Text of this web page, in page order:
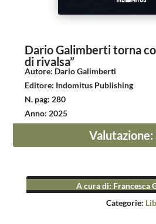
Dario Galimberti torna
di rivalsa”
Autore: Dario Galimberti
Editore: Indomitus Publishing
N. pag:280
Anno:2025
Valutazione:
A cura di: Francesca
Categorie: